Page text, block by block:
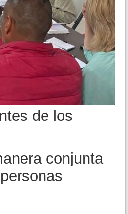
de los
conjunta